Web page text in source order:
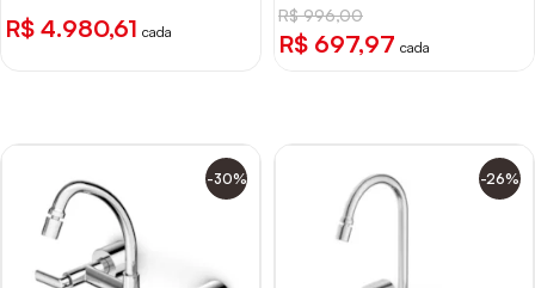
R$ 4.980,61 cada
R$ 996,00
R$ 697,97 cada
-30% -26%